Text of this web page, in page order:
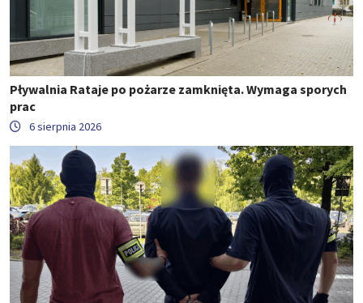
Pływalnia Rataje po pożarze zamknięta. Wymaga sporych
prac
6 sierpnia 2026